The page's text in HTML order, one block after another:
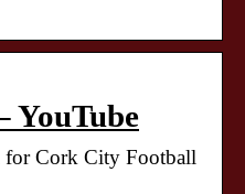
YouTube
for Cork City Football